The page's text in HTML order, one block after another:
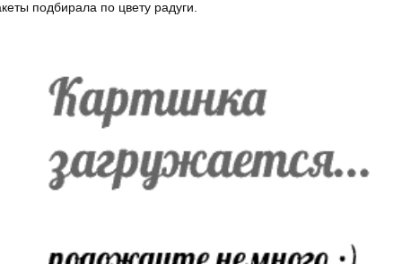
подбирала по цвету радуги.